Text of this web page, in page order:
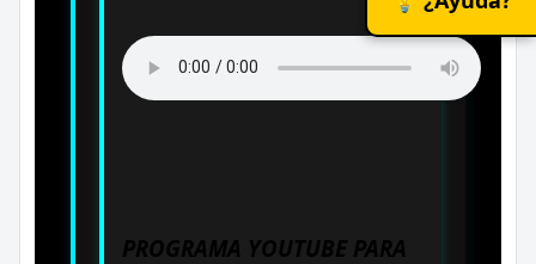
PROGRAMA YOUTUBE PARA